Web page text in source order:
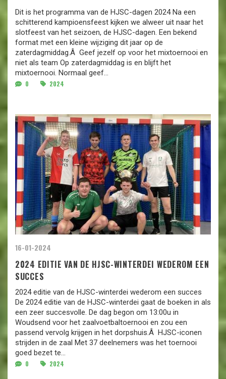
Dit is het programma van de HJSC-dagen 2024 Na een
schitterend kampioensfeest kijken we alweer uit naar het
slotfeest van het seizoen, de HJSC-dagen. Een bekend
format met een kleine wijziging dit jaar op de
zaterdagmiddag.Â Geef jezelf op voor het mixtoernooi en
niet als team Op zaterdagmiddag is en blijft het
mixtoernooi. Normaal geef...
0 2024
16-01-2024
2024 EDITIE VAN DE HJSC-WINTERDEI WEDEROM EEN
SUCCES
2024 editie van de HJSC-winterdei wederom een succes
De 2024 editie van de HJSC-winterdei gaat de boeken in als
een zeer succesvolle. De dag begon om 13:00u in
Woudsend voor het zaalvoetbaltoernooi en zou een
passend vervolg krijgen in het dorpshuis.Â HJSC-iconen
strijden in de zaal Met 37 deelnemers was het toernooi
goed bezet te...
0 2024